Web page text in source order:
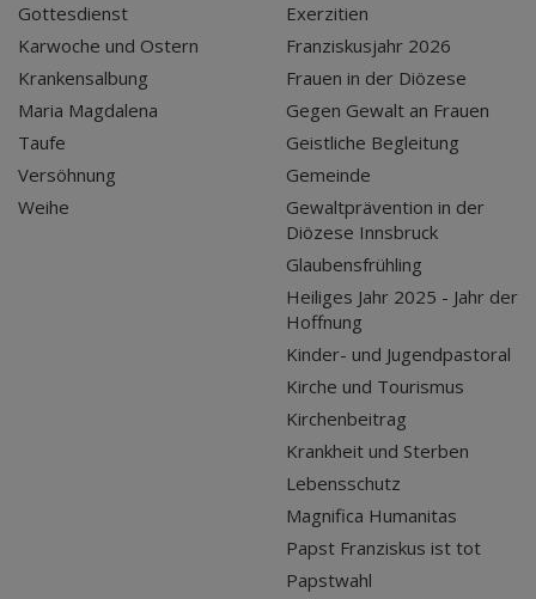
Gottesdienst
Karwoche und Ostern
Krankensalbung
Maria Magdalena
Taufe
Versöhnung
Weihe
Exerzitien
Franziskusjahr 2026
Frauen in der Diözese
Gegen Gewalt an Frauen
Geistliche Begleitung
Gemeinde
Gewaltprävention in der
Diözese Innsbruck
Glaubensfrühling
Heiliges Jahr 2025 - Jahr der
Hoffnung
Kinder- und Jugendpastoral
Kirche und Tourismus
Kirchenbeitrag
Krankheit und Sterben
Lebensschutz
Magnifica Humanitas
Papst Franziskus ist tot
Papstwahl